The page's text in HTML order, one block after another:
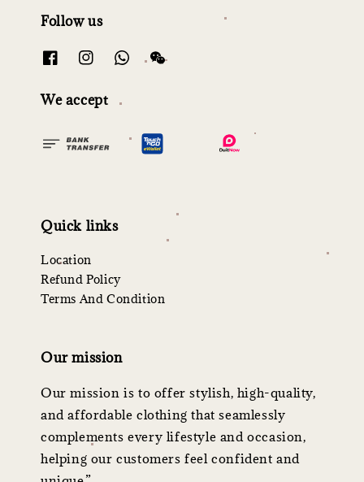
Follow us
We accept
Quick links
Location
Refund Policy
Terms And Condition
Our mission
Our mission is to offer stylish, high-quality,
and affordable clothing that seamlessly
complements every lifestyle and occasion,
helping our customers feel confident and